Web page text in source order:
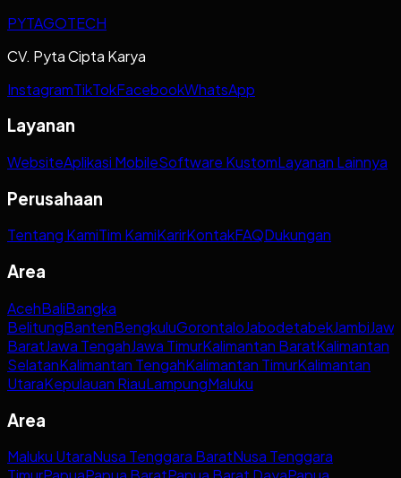
PYTAGOTECH
CV. Pyta Cipta Karya
InstagramTikTokFacebookWhatsApp
Layanan
WebsiteAplikasi MobileSoftware KustomLayanan Lainnya
Perusahaan
Tentang KamiTim KamiKarirKontakFAQDukungan
Area
AcehBaliBangka
BelitungBantenBengkuluGorontaloJabodetabekJambi
BaratJawa TengahJawa TimurKalimantan BaratKalimantan
SelatanKalimantan TengahKalimantan TimurKalimantan
UtaraKepulauan RiauLampungMaluku
Area
Maluku UtaraNusa Tenggara BaratNusa Tenggara